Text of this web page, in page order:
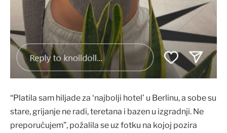
“Platila sam hiljade za ‘najbolji hotel’ u Berlinu, a sobe su
stare, grijanje ne radi, teretana i bazen u izgradnji. Ne
preporučujem”, požalila se uz fotku na kojoj pozira